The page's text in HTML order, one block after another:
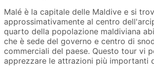
Malé è la capitale delle Maldive e si
approssimativamente al centro
quarto della popolazione maldiviana
che è sede del governo e centro di
commerciali del paese. Questo tour vi
apprezzare le attrazioni più importanti